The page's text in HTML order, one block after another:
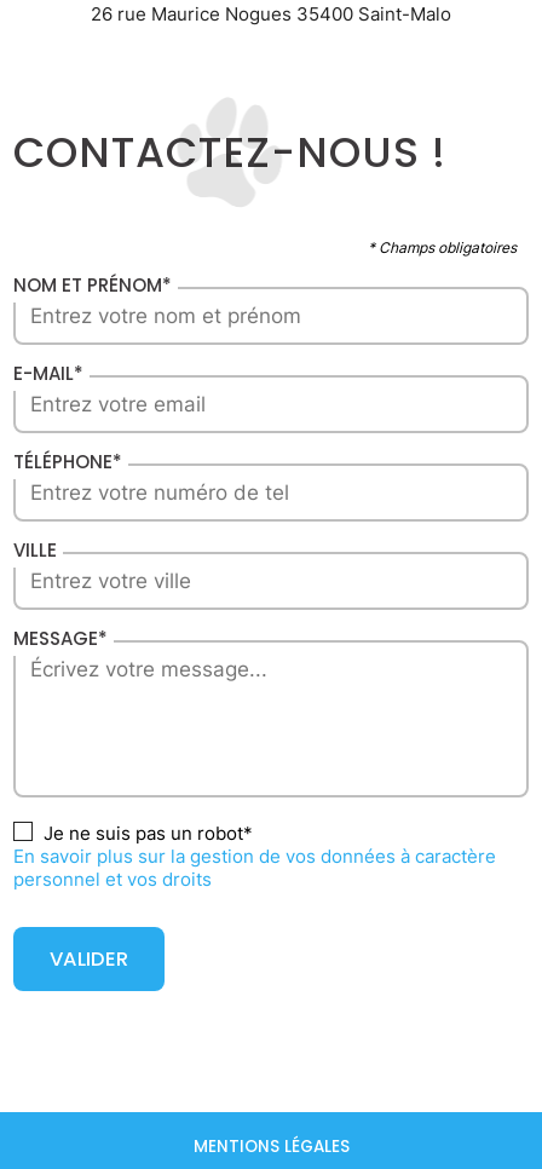
26 rue Maurice Nogues 35400 Saint-Malo
CONTACTEZ-NOUS !
* Champs obligatoires
NOM ET PRÉNOM*
E-MAIL*
TÉLÉPHONE*
VILLE
MESSAGE*
Je ne suis pas un robot*
En savoir plus sur la gestion de vos données à caractère
personnel et vos droits
VALIDER
MENTIONS LÉGALES